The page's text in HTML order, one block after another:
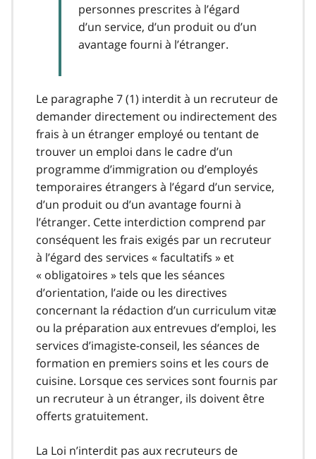
personnes prescrites à l’égard
d’un service, d’un produit ou d’un
avantage fourni à l’étranger.
Le paragraphe 7 (1) interdit à un recruteur de
demander directement ou indirectement des
frais à un étranger employé ou tentant de
trouver un emploi dans le cadre d’un
programme d’immigration ou d’employés
temporaires étrangers à l’égard d’un service,
d’un produit ou d’un avantage fourni à
l’étranger. Cette interdiction comprend par
conséquent les frais exigés par un recruteur
à l’égard des services « facultatifs » et
« obligatoires » tels que les séances
d’orientation, l’aide ou les directives
concernant la rédaction d’un curriculum vitæ
ou la préparation aux entrevues d’emploi, les
services d’imagiste-conseil, les séances de
formation en premiers soins et les cours de
cuisine. Lorsque ces services sont fournis par
un recruteur à un étranger, ils doivent être
offerts gratuitement.
La Loi n’interdit pas aux recruteurs de